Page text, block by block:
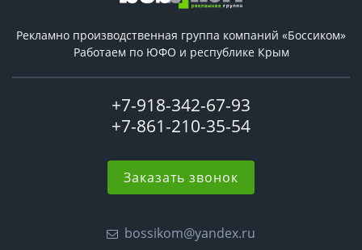
Рекламно производственная группа компаний «Боссиком»
Работаем по ЮФО и республике Крым
+7-918-342-67-93
+7-861-210-35-54
Заказать звонок
bossikom@yandex.ru